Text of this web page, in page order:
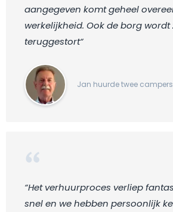
aangegeven komt geheel
werkelijkheid. Ook de borg wordt
teruggestort“
Jan huurde twee
“Het verhuurproces verliep
snel en we hebben persoonlijk